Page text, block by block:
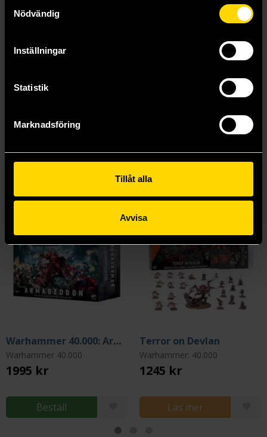
Nödvändig
Inställningar
Statistik
Marknadsföring
Tillåt alla
Avvisa
35 kr
Beställ
Mer från Games Workshop
Warhammer 40.000: Armageddon (Startbox 11th edition)
Warhammer 40.000
1995 kr
Beställ
Terror on Devlan
Warhammer: 40.000
1245 kr
Läs mer